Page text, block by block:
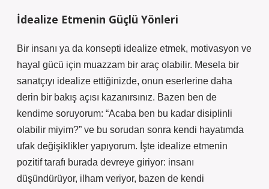
İdealize Etmenin Güçlü Yönleri
Bir insanı ya da konsepti idealize etmek, motivasyon ve
hayal gücü için muazzam bir araç olabilir. Mesela bir
sanatçıyı idealize ettiğinizde, onun eserlerine daha
derin bir bakış açısı kazanırsınız. Bazen ben de
kendime soruyorum: “Acaba ben bu kadar disiplinli
olabilir miyim?” ve bu sorudan sonra kendi hayatımda
ufak değişiklikler yapıyorum. İşte idealize etmenin
pozitif tarafı burada devreye giriyor: insanı
düşündürüyor, ilham veriyor, bazen de kendi